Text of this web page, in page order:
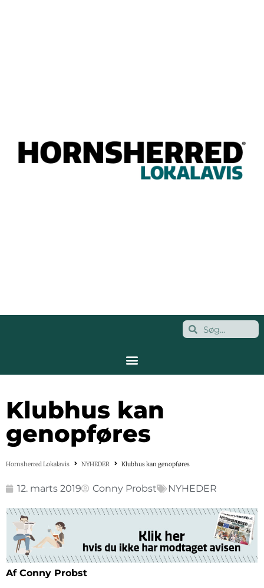
Klubhus kan
genopføres
Hornsherred Lokalavis NYHEDER Klubhus kan genopføres
12. marts 2019 Conny Probst NYHEDER
Af Conny Probst